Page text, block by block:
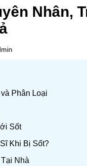
Nhân,
Phân Loại
Sốt
Khi Bị Sốt?
Nhà